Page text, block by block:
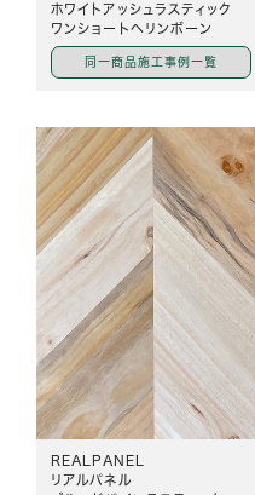
ホワイトアッシュラスティック
ワンショートヘリンボーン
同一商品施工事例一覧
REALPANEL
リアルパネル